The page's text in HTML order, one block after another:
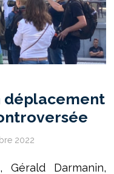
déplacement
2022
Darmanin,